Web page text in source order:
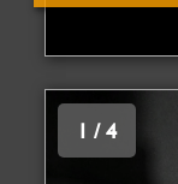
1 / 4